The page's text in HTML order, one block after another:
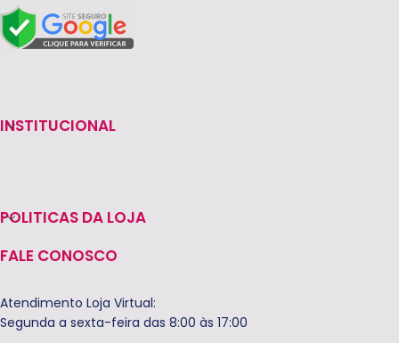
INSTITUCIONAL
POLITICAS DA LOJA
FALE CONOSCO
Atendimento Loja Virtual:
Segunda a sexta-feira das 8:00 às 17:00